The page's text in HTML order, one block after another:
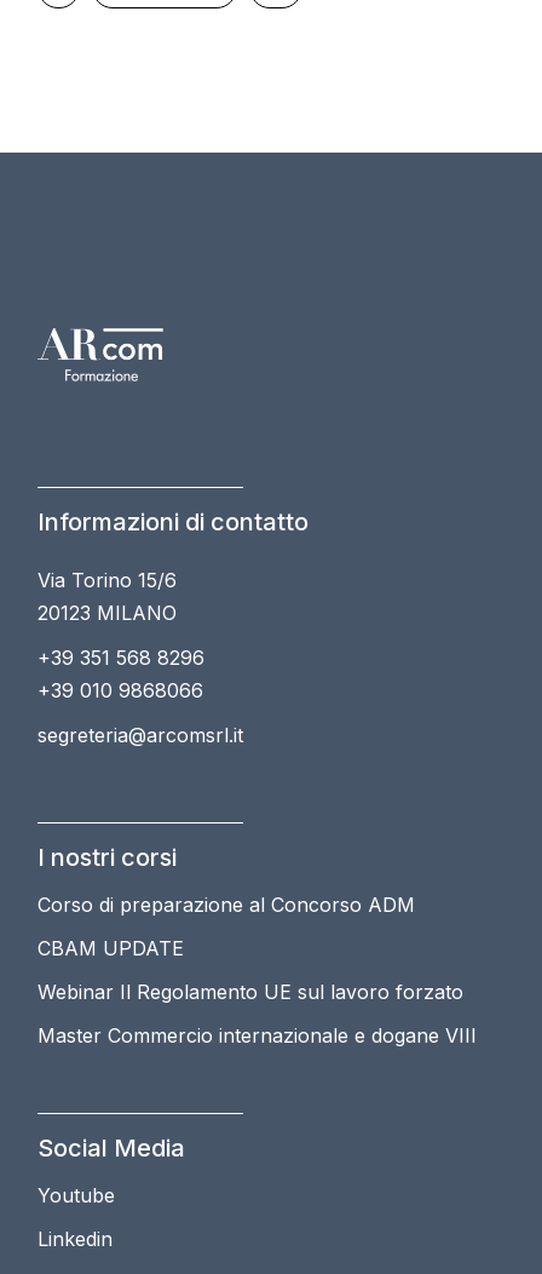
Informazioni di contatto
Via Torino 15/6
20123 MILANO
+39 351 568 8296
+39 010 9868066
segreteria@arcomsrl.it
I nostri corsi
Corso di preparazione al Concorso ADM
CBAM UPDATE
Webinar Il Regolamento UE sul lavoro forzato
Master Commercio internazionale e dogane VIII
Social Media
Youtube
Linkedin